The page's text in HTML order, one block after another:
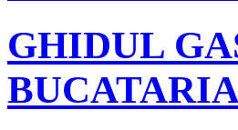
GHIDUL